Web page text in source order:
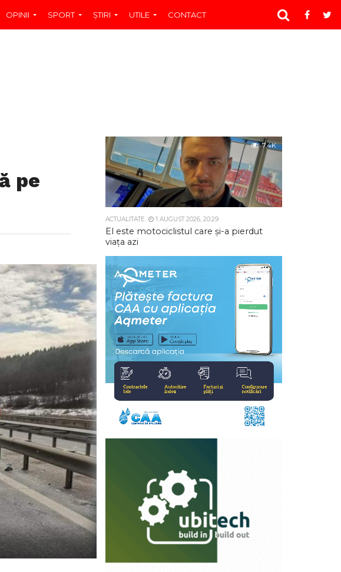
OPINII SPORT ŞTIRI UTILE CONTACT
pe
7.4K
ACTUALITATE 1 AUGUST 2026, 20:29
El este motociclistul care și-a pierdut
viața azi